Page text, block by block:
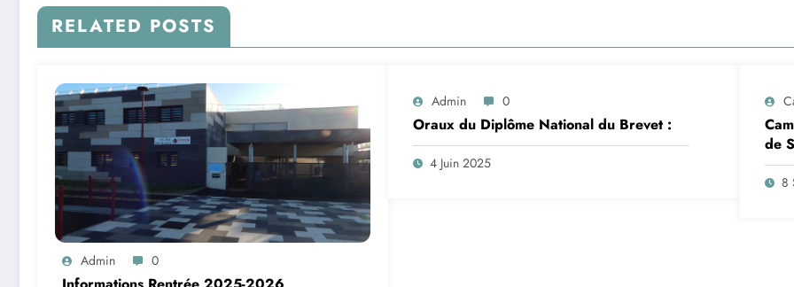
RELATED POSTS
Admin 0
Admin 0
Oraux du Diplôme National du Brevet :
4 Juin 2025
de
8